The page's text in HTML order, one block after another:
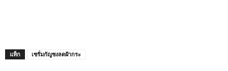
แท็ก เซรั่มกัญชงลดฝ้ากระ